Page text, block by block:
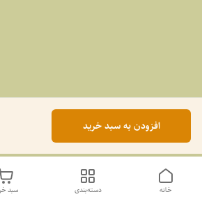
افزودن به سبد خرید
سبد دسته‌بندی خانه